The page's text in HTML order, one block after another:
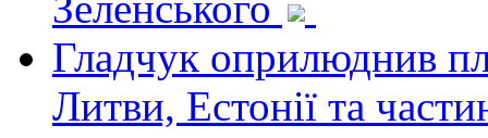
Гладчук оприлюднив
Литви, Естонії та